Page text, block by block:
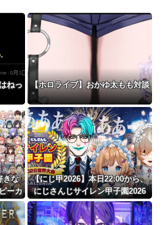
ねっ
【ホロライブ】おかゆ太もも対談
きな
ーカ
教え
【にじ甲2026】本日22:00から、
にじさんじサイレン甲子園2026
世界大会